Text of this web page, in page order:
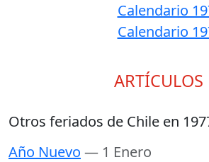
Calendario
Calendario
ARTÍCULOS
Otros feriados de Chile en
Año Nuevo — 1 Enero